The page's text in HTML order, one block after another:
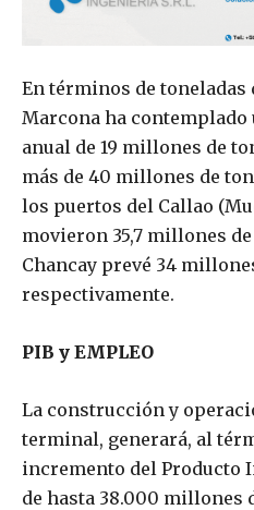
En términos de toneladas
Marcona ha
anual de 19 millones de
más de 40 millones de
los puertos del Callao
movieron 35,7 millones
Chancay prevé 34
respectivamente.
PIB y EMPLEO
La construcción y
terminal, generará, al
incremento del Producto
de hasta 38.000 millones